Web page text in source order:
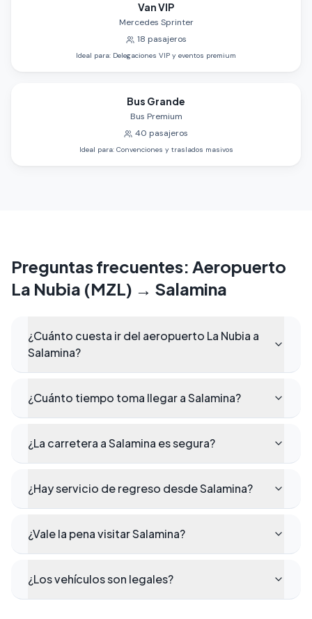
Van VIP
Mercedes Sprinter
18 pasajeros
Ideal para: Delegaciones VIP y eventos premium
Bus Grande
Bus Premium
40 pasajeros
Ideal para: Convenciones y traslados masivos
Preguntas frecuentes: Aeropuerto
La Nubia (MZL) → Salamina
¿Cuánto cuesta ir del aeropuerto La Nubia a
Salamina?
¿Cuánto tiempo toma llegar a Salamina?
¿La carretera a Salamina es segura?
¿Hay servicio de regreso desde Salamina?
¿Vale la pena visitar Salamina?
¿Los vehículos son legales?